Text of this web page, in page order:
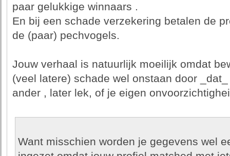
paar gelukkige winnaars .
En bij een schade verzekering betalen de
de (paar) pechvogels.
Jouw verhaal is natuurlijk moeilijk omdat
(veel latere) schade wel onstaan door
ander , later lek, of je eigen
Want misschien worden je gegevens wel